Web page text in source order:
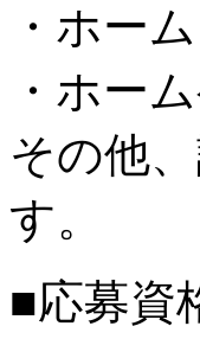
・ホー
・ホー
その他
す。
■応募資